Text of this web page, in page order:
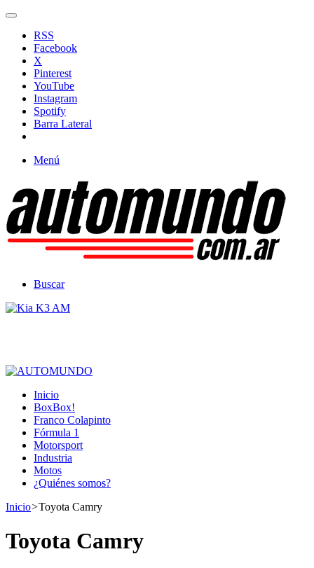
RSS
Facebook
X
Pinterest
YouTube
Instagram
Spotify
Barra Lateral
Menú
Buscar
Inicio
BoxBox!
Franco Colapinto
Fórmula 1
Motorsport
Industria
Motos
¿Quiénes somos?
Inicio>Toyota Camry
Toyota Camry